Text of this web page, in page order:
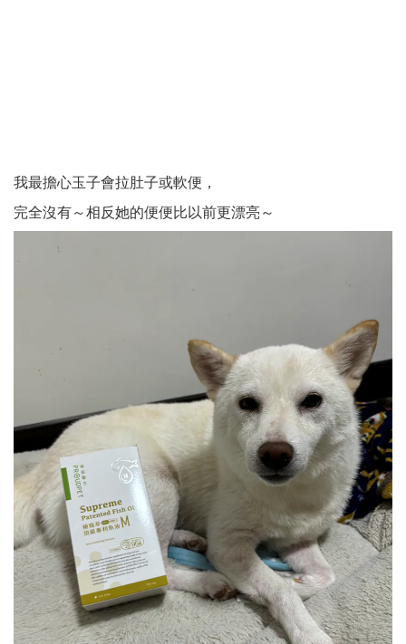
我最擔心玉子會拉肚子或軟便，
完全沒有～相反她的便便比以前更漂亮～